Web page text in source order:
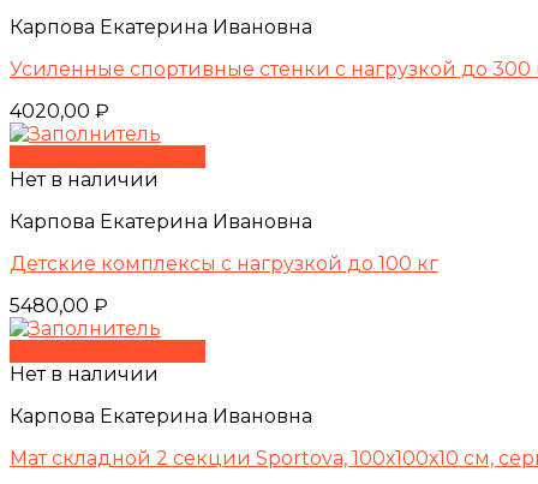
Карпова Екатерина Ивановна
Усиленные спортивные стенки с нагрузкой до 300
4020,00 ₽
Нет в наличии
Карпова Екатерина Ивановна
Детские комплексы с нагрузкой до 100 кг
5480,00 ₽
Нет в наличии
Карпова Екатерина Ивановна
Мат складной 2 секции Sportova, 100х100х10 см,